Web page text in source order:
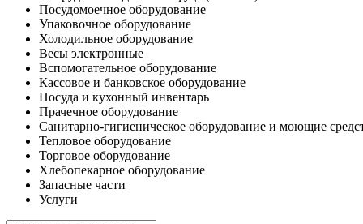
Посудомоечное оборудование
Упаковочное оборудование
Холодильное оборудование
Весы электронные
Вспомогательное оборудование
Кассовое и банковское оборудование
Посуда и кухонный инвентарь
Прачечное оборудование
Санитарно-гигиеническое оборудование и моющие
Тепловое оборудование
Торговое оборудование
Хлебопекарное оборудование
Запасные части
Услуги